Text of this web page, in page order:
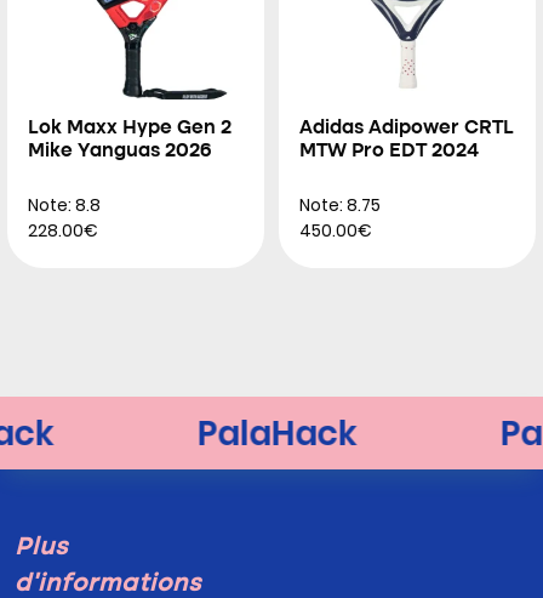
Lok Maxx Hype Gen 2
Mike Yanguas 2026
Note: 8.8
228.00€
Adidas Adipower CRTL
MTW Pro EDT 2024
Note: 8.75
450.00€
Plus
d'informations